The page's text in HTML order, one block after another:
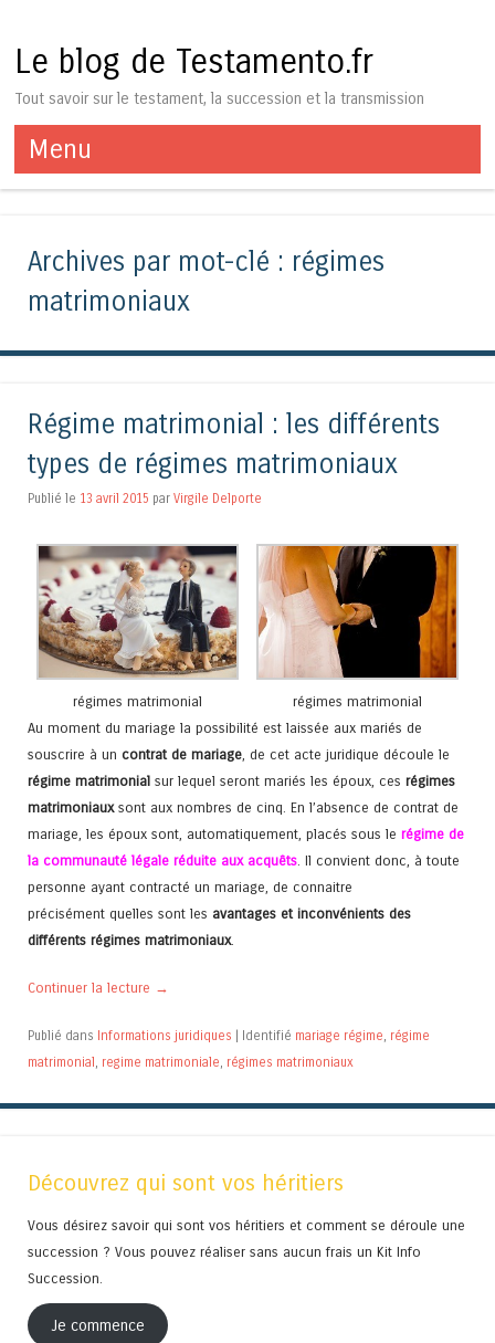
Le blog de Testamento.fr
Tout savoir sur le testament, la succession et la transmission
Menu
Aller au contenu
Archives par mot-clé : régimes
matrimoniaux
Régime matrimonial : les différents
types de régimes matrimoniaux
Publié le 13 avril 2015 par Virgile Delporte
régimes matrimonial
régimes matrimonial
Au moment du mariage la possibilité est laissée aux mariés de
souscrire à un contrat de mariage , de cet acte juridique découle le
régime matrimonial sur lequel seront mariés les époux, ces régimes
matrimoniauxsont aux nombres de cinq. En l’absence de contrat de
mariage, les époux sont, automatiquement, placés sous le régime de
la communauté légale réduite aux acquêts . Il convient donc, à toute
personne ayant contracté un mariage, de connaitre
précisément quelles sont les avantages et inconvénients des
différents régimes matrimoniaux.
Continuer la lecture →
Publié dans Informations juridiques Identifié mariage régime, régime
matrimonial , regime matrimoniale, régimes matrimoniaux
Découvrez qui sont vos héritiers
Vous désirez savoir qui sont vos héritiers et comment se déroule une
succession ? Vous pouvez réaliser sans aucun frais un Kit Info
Succession.
Je commence